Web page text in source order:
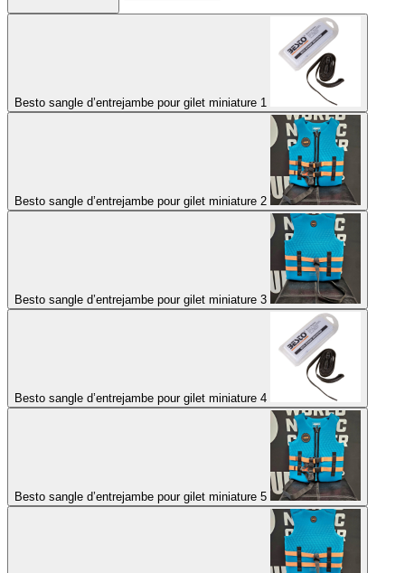
Besto sangle d’entrejambe pour gilet miniature 1
Besto sangle d’entrejambe pour gilet miniature 2
Besto sangle d’entrejambe pour gilet miniature 3
Besto sangle d’entrejambe pour gilet miniature 4
Besto sangle d’entrejambe pour gilet miniature 5